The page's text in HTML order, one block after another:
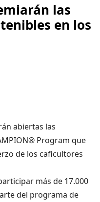
las
en los
abiertas las
Program que
de los caficultores
más de 17.000
del programa de